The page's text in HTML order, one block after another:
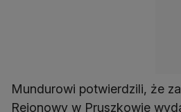
Mundurowi potwierdzili, że
Rejonowy w Pruszkowie